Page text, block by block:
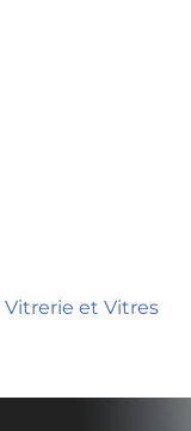
Vitrerie et Vitres